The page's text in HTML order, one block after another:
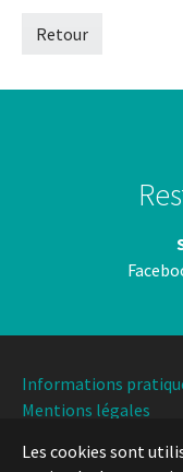
Les cookies sont
Retour
Informations
Mentions légales
Université de Lille,